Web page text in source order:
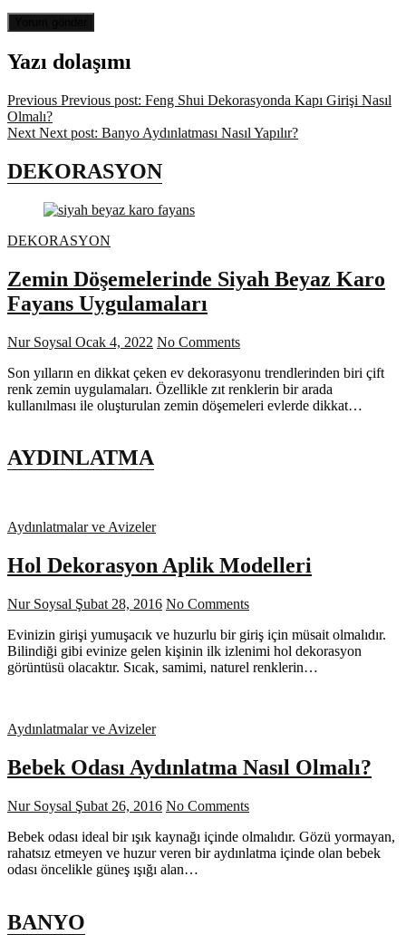
Yazı dolaşımı
Previous Previous post: Feng Shui Dekorasyonda Kapı Girişi Nasıl
Olmalı?
Next Next post: Banyo Aydınlatması Nasıl Yapılır?
DEKORASYON
DEKORASYON
Zemin Döşemelerinde Siyah Beyaz Karo
Fayans Uygulamaları
Nur Soysal Ocak 4, 2022 No Comments
Son yılların en dikkat çeken ev dekorasyonu trendlerinden biri çift
renk zemin uygulamaları. Özellikle zıt renklerin bir arada
kullanılması ile oluşturulan zemin döşemeleri evlerde dikkat…
AYDINLATMA
Aydınlatmalar ve Avizeler
Hol Dekorasyon Aplik Modelleri
Nur Soysal Şubat 28, 2016 No Comments
Evinizin girişi yumuşacık ve huzurlu bir giriş için müsait olmalıdır.
Bilindiği gibi evinize gelen kişinin ilk izlenimi hol dekorasyon
görüntüsü olacaktır. Sıcak, samimi, naturel renklerin…
Aydınlatmalar ve Avizeler
Bebek Odası Aydınlatma Nasıl Olmalı?
Nur Soysal Şubat 26, 2016 No Comments
Bebek odası ideal bir ışık kaynağı içinde olmalıdır. Gözü yormayan,
rahatsız etmeyen ve huzur veren bir aydınlatma içinde olan bebek
odası öncelikle güneş ışığı alan…
BANYO